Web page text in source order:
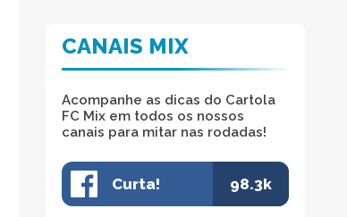
CANAIS MIX
Acompanhe as dicas do Cartola
FC Mix em todos os nossos
canais para mitar nas rodadas!
Curta! 98.3k